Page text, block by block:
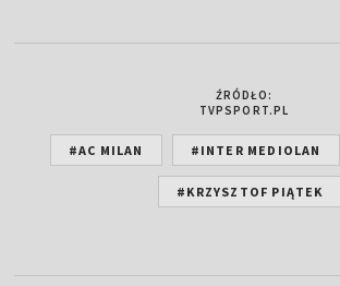
ŹRÓDŁO:
TVPSPORT.PL
#AC MILAN #INTER MEDIOLAN
#KRZYSZTOF PIĄTEK